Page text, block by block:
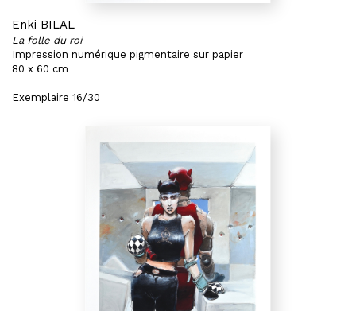
Enki BILAL
La folle du roi
Impression numérique pigmentaire sur papier
80 x 60 cm
Exemplaire 16/30